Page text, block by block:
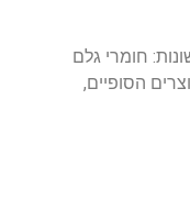
חומרי גלם
הסופיים,